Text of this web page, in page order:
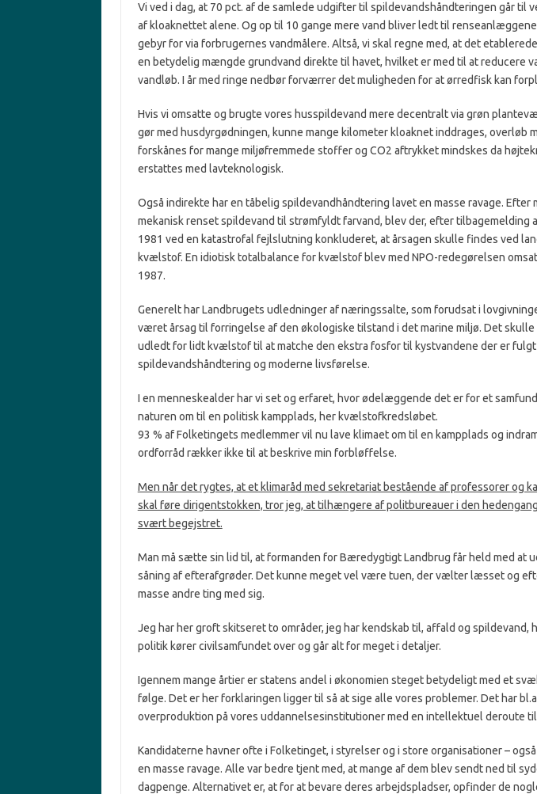
Vi ved i dag, at 70 pct. af de samlede udgifter til spildevandshåndteringen går til
af kloaknettet alene. Og op til 10 gange mere vand bliver ledt til
gebyr for via forbrugernes vandmålere. Altså, vi skal regne med, at det
en betydelig mængde grundvand direkte til havet, hvilket er med til at reducere
vandløb. I år med ringe nedbør forværrer det muligheden foratørredfisk kan
Hvis vi omsatte og brugte vores husspildevand mere decentralt via grøn
gør med husdyrgødningen, kunne mange kilometer kloaknet inddrages, overløb
forskånes for mange miljøfremmede stoffer og CO2 aftrykket mindskes da
erstattes med lavteknologisk.
Også indirekte har en tåbelig spildevandhåndtering lavet en masse ravage. Efter
mekanisk renset spildevand til strømfyldt farvand, blev der, efter tilbagemelding
1981 ved en katastrofal fejlslutning konkluderet, at årsagen skulle findes ved
kvælstof. En idiotisk totalbalance for kvælstof blev med NPO-redegørelsen
1987.
Generelt har Landbrugets udledninger af næringssalte, som forudsat i
været årsag til forringelse af den økologiske tilstand i det marine miljø. Det
udledt for lidt kvælstof til at matche den ekstra fosfor til kystvandene der er
spildevandshåndtering og moderne livsførelse.
I en menneskealder har vi set og erfaret, hvor ødelæggende det er for et
naturen om til en politisk kampplads, her kvælstofkredsløbet.
93 % af Folketingets medlemmer vil nu lave klimaet om til en kampplads og
ordforråd rækker ikke til at beskrive min forbløffelse.
Men når det rygtes, at et klimaråd med sekretariat bestående af professorer og
skal føre dirigentstokken, tror jeg, at tilhængere af politbureauer i den
svært begejstret.
Man må sætte sin lid til, at formanden for Bæredygtigt Landbrug får held med at
såning af efterafgrøder. Det kunne meget vel være tuen, der vælter læsset og
masse andre ting med sig.
Jeg har her groft skitseret to områder, jeg har kendskab til, affald og spildevand,
politik kører civilsamfundet over og går alt for meget i detaljer.
Igennem mange årtier er statens andel i økonomien steget betydeligt med et
følge. Det er her forklaringen ligger til så at sige alle vores problemer. Det har
overproduktion på vores uddannelsesinstitutioner med en intellektuel deroute
Kandidaterne havner ofte i Folketinget, i styrelser og i store organisationer –
en masse ravage. Alle var bedre tjent med, at mange af dem blev sendt ned til
dagpenge. Alternativeter, at for at bevare deres arbejdspladser, opfinder de